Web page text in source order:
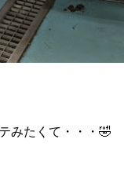
みたくて・・・🤣